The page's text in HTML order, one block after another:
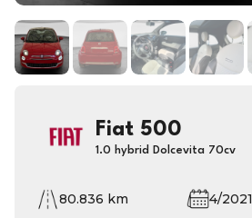
Fiat 500
1.0 hybrid Dolcevita 70cv
80.836 km 4/2021